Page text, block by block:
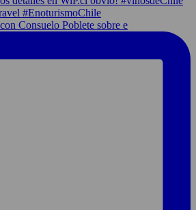
Consuelo Poblete sobre e